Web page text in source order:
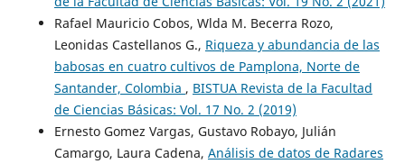
Rafael Mauricio Cobos, Wlda M. Becerra Rozo,
Leonidas Castellanos G., Riqueza y abundancia de las
babosas en cuatro cultivos de Pamplona, Norte de
Santander, Colombia , BISTUA Revista de la Facultad
de Ciencias Básicas: Vol. 17 No. 2 (2019)
Ernesto Gomez Vargas, Gustavo Robayo, Julián
Camargo, Laura Cadena, Análisis de datos de Radares